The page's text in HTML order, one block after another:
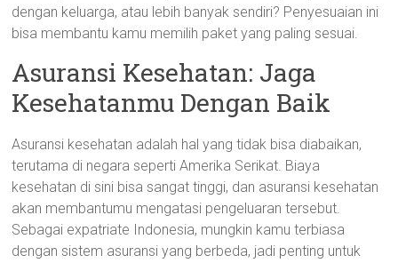
dengan keluarga, atau lebih banyak sendiri? Penyesuaian ini
bisa membantu kamu memilih paket yang paling sesuai.
Asuransi Kesehatan: Jaga
Kesehatanmu Dengan Baik
Asuransi kesehatan adalah hal yang tidak bisa diabaikan,
terutama di negara seperti Amerika Serikat. Biaya
kesehatan di sini bisa sangat tinggi, dan asuransi kesehatan
akan membantumu mengatasi pengeluaran tersebut.
Sebagai expatriate Indonesia, mungkin kamu terbiasa
dengan sistem asuransi yang berbeda, jadi penting untuk